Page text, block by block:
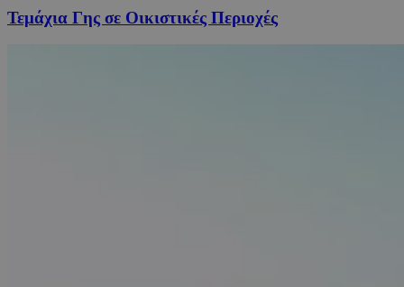
Τεμάχια Γης σε Οικιστικές Περιοχές